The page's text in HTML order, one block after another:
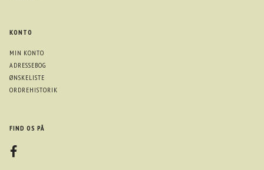
KONTO
MIN KONTO
ADRESSEBOG
ØNSKELISTE
ORDREHISTORIK
FIND OS PÅ